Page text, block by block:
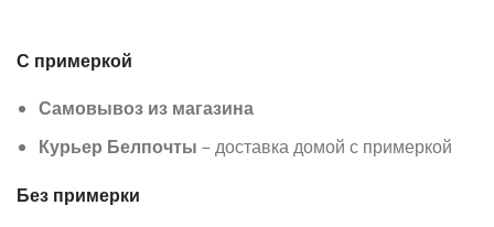
С примеркой
Самовывоз из магазина
Курьер Белпочты – доставка домой с примеркой
Без примерки